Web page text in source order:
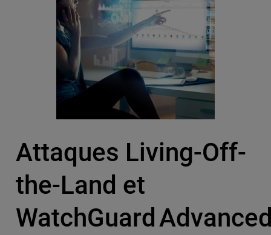
Attaques Living-Off-
the-Land et
WatchGuard